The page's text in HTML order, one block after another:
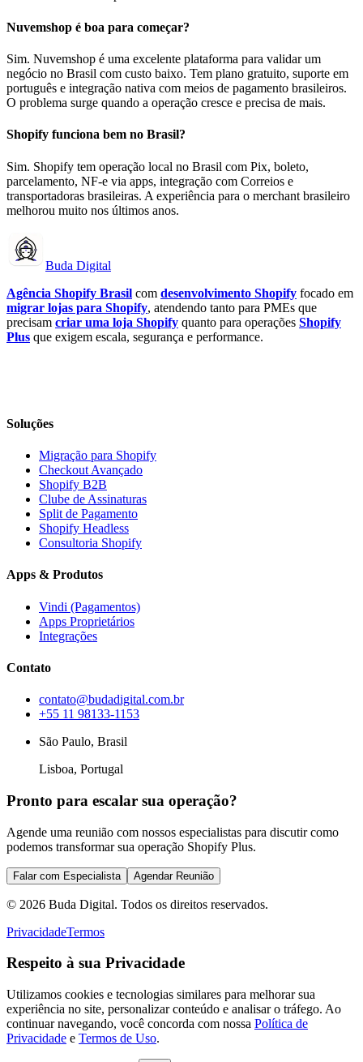
Nuvemshop é boa para começar?
Sim. Nuvemshop é uma excelente plataforma para validar um
negócio no Brasil com custo baixo. Tem plano gratuito, suporte em
português e integração nativa com meios de pagamento brasileiros.
O problema surge quando a operação cresce e precisa de mais.
Shopify funciona bem no Brasil?
Sim. Shopify tem operação local no Brasil com Pix, boleto,
parcelamento, NF-e via apps, integração com Correios e
transportadoras brasileiras. A experiência para o merchant brasileiro
melhorou muito nos últimos anos.
Buda Digital
Agência Shopify Brasil com desenvolvimento Shopify focado em
migrar lojas para Shopify, atendendo tanto para PMEs que
precisam criar uma loja Shopify quanto para operações Shopify
Plus que exigem escala, segurança e performance.
Soluções
Migração para Shopify
Checkout Avançado
Shopify B2B
Clube de Assinaturas
Split de Pagamento
Shopify Headless
Consultoria Shopify
Apps & Produtos
Vindi (Pagamentos)
Apps Proprietários
Integrações
Contato
contato@budadigital.com.br
+55 11 98133-1153
São Paulo, Brasil
Lisboa, Portugal
Pronto para escalar sua operação?
Agende uma reunião com nossos especialistas para discutir como
podemos transformar sua operação Shopify Plus.
Falar com Especialista Agendar Reunião
© 2026 Buda Digital. Todos os direitos reservados.
PrivacidadeTermos
Respeito à sua Privacidade
Utilizamos cookies e tecnologias similares para melhorar sua
experiência no site, personalizar conteúdo e analisar o tráfego. Ao
continuar navegando, você concorda com nossa Política de
Privacidade e Termos de Uso.